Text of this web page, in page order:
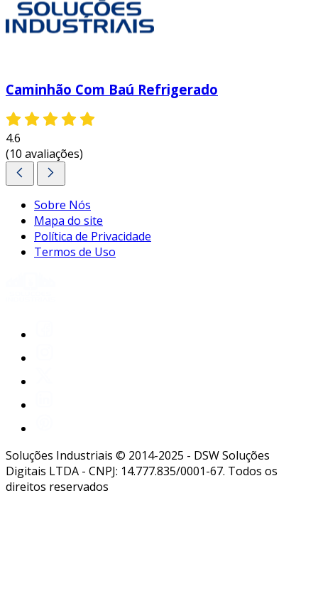
Caminhão Com Baú Refrigerado
4.6
(10 avaliações)
Sobre Nós
Mapa do site
Política de Privacidade
Termos de Uso
Soluções Industriais © 2014-2025 - DSW Soluções
Digitais LTDA - CNPJ: 14.777.835/0001-67. Todos os
direitos reservados